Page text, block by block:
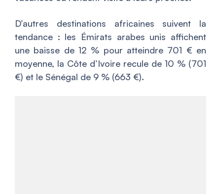
D’autres destinations africaines suivent la
tendance : les Émirats arabes unis affichent
une baisse de 12 % pour atteindre 701 € en
moyenne, la Côte d’Ivoire recule de 10 % (701
€) et le Sénégal de 9 % (663 €).